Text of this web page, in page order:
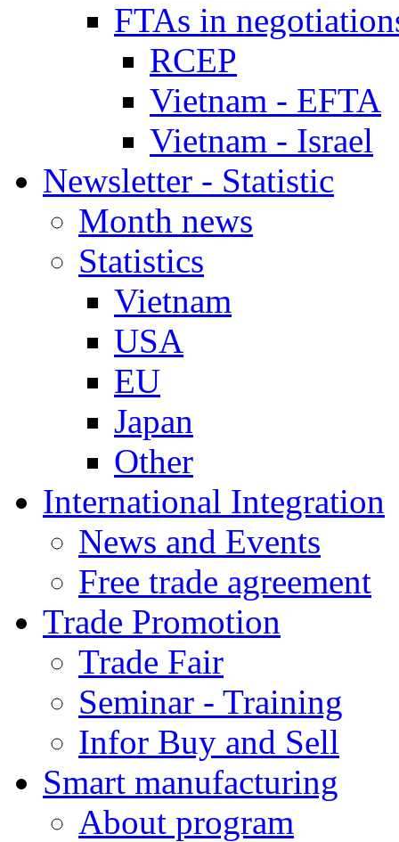
FTAs in
RCEP
Vietnam - EFTA
Vietnam - Israel
Newsletter - Statistic
Month news
Statistics
Vietnam
USA
EU
Japan
Other
International Integration
News and Events
Free trade agreement
Trade Promotion
Trade Fair
Seminar - Training
Infor Buy and Sell
Smart manufacturing
About program